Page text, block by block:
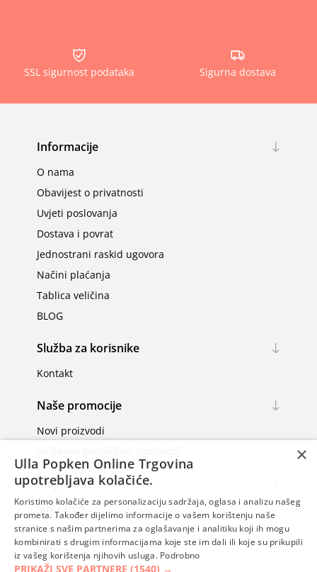
SSL sigurnost podataka Sigurna dostava
Informacije
O nama
Obavijest o privatnosti
Uvjeti poslovanja
Dostava i povrat
Jednostrani raskid ugovora
Načini plaćanja
Tablica veličina
BLOG
Služba za korisnike
Kontakt
Naše promocije
Novi proizvodi
Moj račun
Moj račun
Narudžbe
Adrese
×
Ulla Popken Online Trgovina
upotrebljava kolačiće.
Koristimo kolačiće za personalizaciju sadržaja, oglasa i analizu našeg
prometa. Također dijelimo informacije o vašem korištenju naše
stranice s našim partnerima za oglašavanje i analitiku koji ih mogu
kombinirati s drugim informacijama koje ste im dali ili koje su prikupili
iz vašeg korištenja njihovih usluga. Podrobno
PRIKAŽI SVE PARTNERE (1540) →